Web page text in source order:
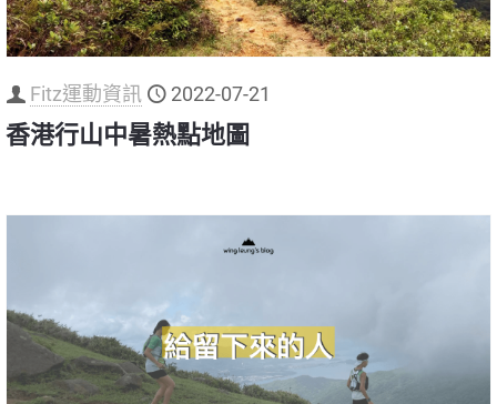
Fitz運動資訊 2022-07-21
香港行山中暑熱點地圖